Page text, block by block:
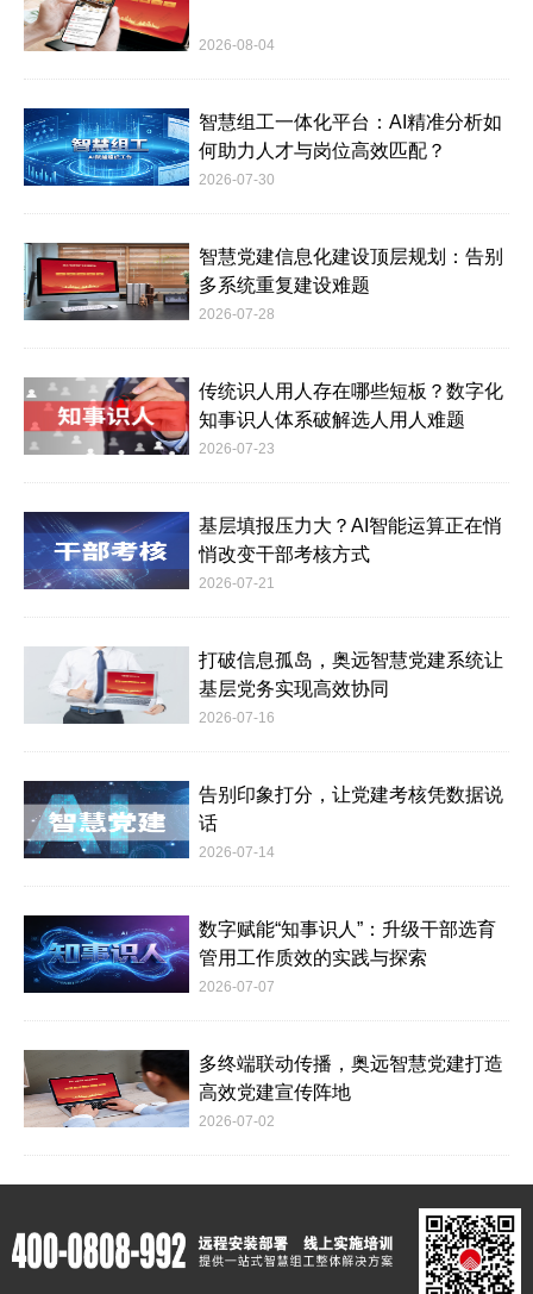
2026-08-04
智慧组工一体化平台：AI精准分析如
何助力人才与岗位高效匹配？
2026-07-30
智慧党建信息化建设顶层规划：告别
多系统重复建设难题
2026-07-28
传统识人用人存在哪些短板？数字化
知事识人体系破解选人用人难题
2026-07-23
基层填报压力大？AI智能运算正在悄
悄改变干部考核方式
2026-07-21
打破信息孤岛，奥远智慧党建系统让
基层党务实现高效协同
2026-07-16
告别印象打分，让党建考核凭数据说
话
2026-07-14
数字赋能“知事识人”：升级干部选育
管用工作质效的实践与探索
2026-07-07
多终端联动传播，奥远智慧党建打造
高效党建宣传阵地
2026-07-02